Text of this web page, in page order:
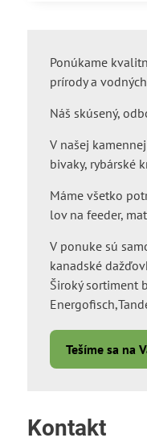
Ponúkame
prírody a
Náš skúsený,
V našej
bivaky, rybárské
Máme všetko
lov na feeder,
V ponuke sú
kanadské
Široký sortiment
Tešíme sa na
Kontakt